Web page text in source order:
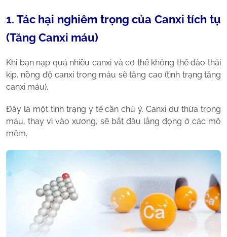
1. Tác hại nghiêm trọng của Canxi tích tụ
(Tăng Canxi máu)
Khi bạn nạp quá nhiều canxi và cơ thể không thể đào thải
kịp, nồng độ canxi trong máu sẽ tăng cao (tình trạng tăng
canxi máu).
Đây là một tình trạng y tế cần chú ý. Canxi dư thừa trong
máu, thay vì vào xương, sẽ bắt đầu lắng đọng ở các mô
mềm.